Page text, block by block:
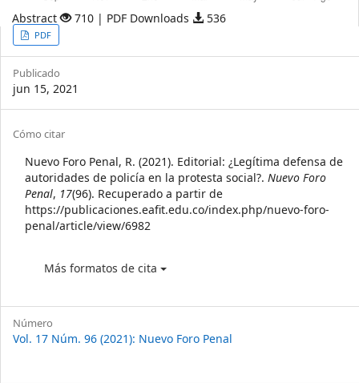
Abstract 710 | PDF Downloads 536
Article
Sidebar
PDF
Publicado
jun 15, 2021
Article
Details
Cómo citar
Nuevo Foro Penal, R. (2021). Editorial: ¿Legítima defensa de
autoridades de policía en la protesta social?. Nuevo Foro
Penal, 17(96). Recuperado a partir de
https://publicaciones.eafit.edu.co/index.php/nuevo-foro-
penal/article/view/6982
Más formatos de cita
Número
Vol. 17 Núm. 96 (2021): Nuevo Foro Penal